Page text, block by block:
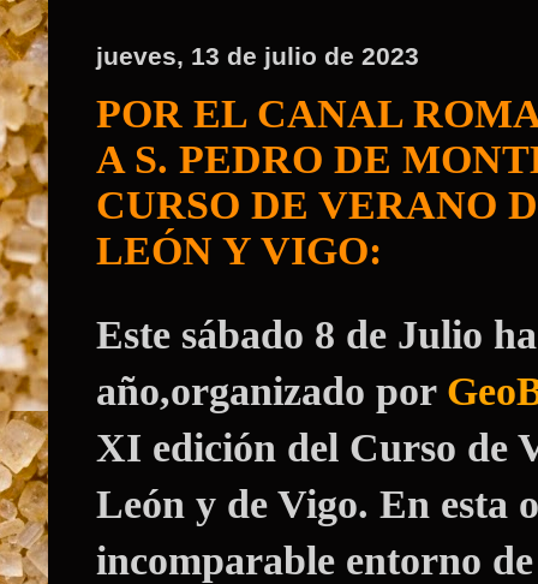
jueves, 13 de julio de 2023
POR EL CANAL
A S. PEDRO DE
CURSO DE VERANO
LEÓN Y VIGO:
Este sábado 8 de Julio
año,organizado por
XI edición del Curso de
León y de Vigo. En esta
incomparable entorno